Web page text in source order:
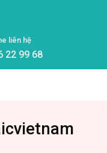
liên hệ
22 99 68